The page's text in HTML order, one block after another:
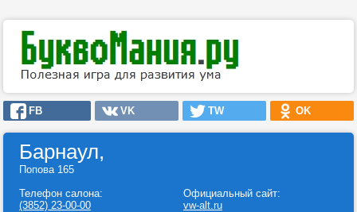
FB VK TW OK
Барнаул,
Попова 165
Телефон салона:
(3852) 23-00-00
Официальный сайт:
vw-alt.ru